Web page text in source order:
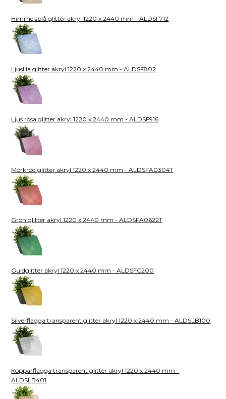
Himmelsblå glitter akryl 1220 x 2440 mm - ALDSF712
Ljuslila glitter akryl 1220 x 2440 mm - ALDSF802
Ljus rosa glitter akryl 1220 x 2440 mm - ALDSF916
Mörkröd glitter akryl 1220 x 2440 mm - ALDSFA0304T
Grön glitter akryl 1220 x 2440 mm - ALDSFA0622T
Guldglitter akryl 1220 x 2440 mm - ALDSFC200
Silverflagga transparent glitter akryl 1220 x 2440 mm - ALDSLB100
Kopparflagga transparent glitter akryl 1220 x 2440 mm -
ALDSLB401